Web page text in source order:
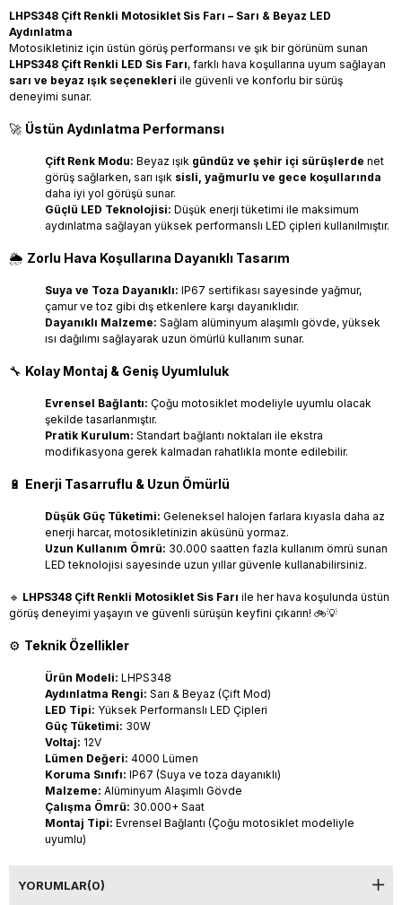
LHPS348 Çift Renkli Motosiklet Sis Farı – Sarı & Beyaz LED
Aydınlatma
Motosikletiniz için üstün görüş performansı ve şık bir görünüm sunan
LHPS348 Çift Renkli LED Sis Farı, farklı hava koşullarına uyum sağlayan
sarı ve beyaz ışık seçenekleri ile güvenli ve konforlu bir sürüş
deneyimi sunar.
🚀 Üstün Aydınlatma Performansı
Çift Renk Modu: Beyaz ışık gündüz ve şehir içi sürüşlerde net
görüş sağlarken, sarı ışık sisli, yağmurlu ve gece koşullarında
daha iyi yol görüşü sunar.
Güçlü LED Teknolojisi: Düşük enerji tüketimi ile maksimum
aydınlatma sağlayan yüksek performanslı LED çipleri kullanılmıştır.
🌦 Zorlu Hava Koşullarına Dayanıklı Tasarım
Suya ve Toza Dayanıklı: IP67 sertifikası sayesinde yağmur,
çamur ve toz gibi dış etkenlere karşı dayanıklıdır.
Dayanıklı Malzeme: Sağlam alüminyum alaşımlı gövde, yüksek
ısı dağılımı sağlayarak uzun ömürlü kullanım sunar.
🔧 Kolay Montaj & Geniş Uyumluluk
Evrensel Bağlantı: Çoğu motosiklet modeliyle uyumlu olacak
şekilde tasarlanmıştır.
Pratik Kurulum: Standart bağlantı noktaları ile ekstra
modifikasyona gerek kalmadan rahatlıkla monte edilebilir.
🔋 Enerji Tasarruflu & Uzun Ömürlü
Düşük Güç Tüketimi: Geleneksel halojen farlara kıyasla daha az
enerji harcar, motosikletinizin aküsünü yormaz.
Uzun Kullanım Ömrü: 30.000 saatten fazla kullanım ömrü sunan
LED teknolojisi sayesinde uzun yıllar güvenle kullanabilirsiniz.
🔹 LHPS348 Çift Renkli Motosiklet Sis Farı ile her hava koşulunda üstün
görüş deneyimi yaşayın ve güvenli sürüşün keyfini çıkarın! 🚲💡
⚙️ Teknik Özellikler
Ürün Modeli: LHPS348
Aydınlatma Rengi: Sarı & Beyaz (Çift Mod)
LED Tipi: Yüksek Performanslı LED Çipleri
Güç Tüketimi: 30W
Voltaj: 12V
Lümen Değeri: 4000 Lümen
Koruma Sınıfı: IP67 (Suya ve toza dayanıklı)
Malzeme: Alüminyum Alaşımlı Gövde
Çalışma Ömrü: 30.000+ Saat
Montaj Tipi: Evrensel Bağlantı (Çoğu motosiklet modeliyle
uyumlu)
YORUMLAR(0)